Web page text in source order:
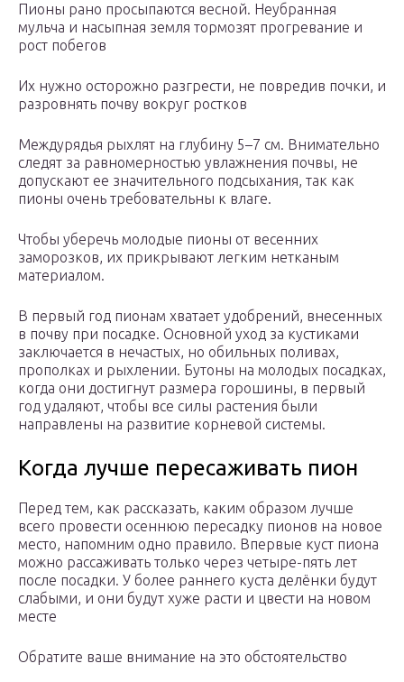
Пионы рано просыпаются весной. Неубранная
мульча и насыпная земля тормозят прогревание и
рост побегов
Их нужно осторожно разгрести, не повредив почки, и
разровнять почву вокруг ростков
Междурядья рыхлят на глубину 5–7 см. Внимательно
следят за равномерностью увлажнения почвы, не
допускают ее значительного подсыхания, так как
пионы очень требовательны к влаге.
Чтобы уберечь молодые пионы от весенних
заморозков, их прикрывают легким нетканым
материалом.
В первый год пионам хватает удобрений, внесенных
в почву при посадке. Основной уход за кустиками
заключается в нечастых, но обильных поливах,
прополках и рыхлении. Бутоны на молодых посадках,
когда они достигнут размера горошины, в первый
год удаляют, чтобы все силы растения были
направлены на развитие корневой системы.
Когда лучше пересаживать пион
Перед тем, как рассказать, каким образом лучше
всего провести осеннюю пересадку пионов на новое
место, напомним одно правило. Впервые куст пиона
можно рассаживать только через четыре-пять лет
после посадки. У более раннего куста делёнки будут
слабыми, и они будут хуже расти и цвести на новом
месте
Обратите ваше внимание на это обстоятельство